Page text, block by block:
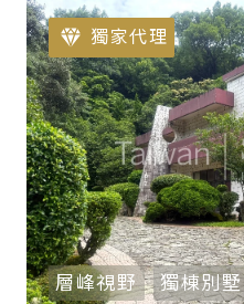
獨家代理
層峰視野 獨棟別墅